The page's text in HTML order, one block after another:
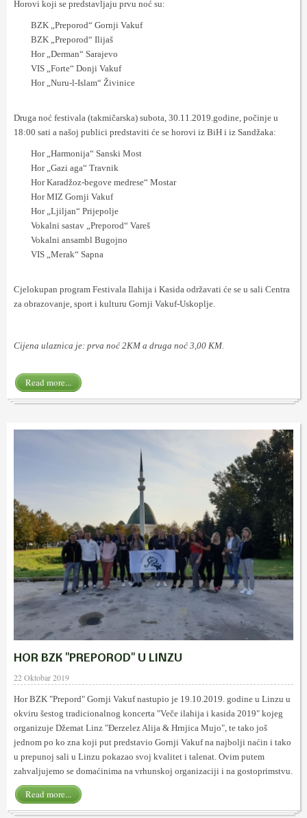
Horovi koji se predstavljaju prvu noć su:
BZK „Preporod“ Gornji Vakuf
BZK „Preporod“ Ilijaš
Hor „Derman“ Sarajevo
VIS „Forte“ Donji Vakuf
Hor „Nuru-l-Islam“ Živinice
Druga noć festivala (takmičarska) subota, 30.11.2019.godine, počinje u
18:00 sati a našoj publici predstaviti će se horovi iz BiH i iz Sandžaka:
Hor „Harmonija“ Sanski Most
Hor „Gazi aga“ Travnik
Hor Karadžoz-begove medrese“ Mostar
Hor MIZ Gornji Vakuf
Hor „Ljiljan“ Prijepolje
Vokalni sastav „Preporod“ Vareš
Vokalni ansambl Bugojno
VIS „Merak“ Sapna
Cjelokupan program Festivala Ilahija i Kasida održavati će se u sali Centra
za obrazovanje, sport i kulturu Gornji Vakuf-Uskoplje.
Cijena ulaznica je: prva noć 2KM a druga noć 3,00 KM.
Read more...
HOR BZK "PREPOROD" U LINZU
22 Oktobar 2019
Hor BZK "Prepord" Gornji Vakuf nastupio je 19.10.2019. godine u Linzu u
okviru šestog tradicionalnog koncerta "Veče ilahija i kasida 2019" kojeg
organizuje Džemat Linz "Đerzelez Alija & Hrnjica Mujo", te tako još
jednom po ko zna koji put predstavio Gornji Vakuf na najbolji naćin i tako
u prepunoj sali u Linzu pokazao svoj kvalitet i talenat. Ovim putem
zahvaljujemo se domaćinima na vrhunskoj organizaciji i na gostoprimstvu.
Read more...